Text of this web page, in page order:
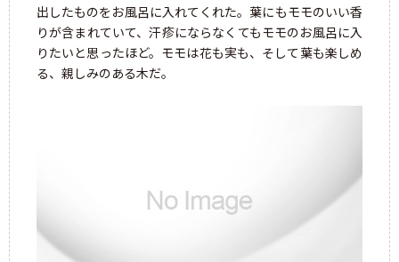
出したものをお風呂に入れてくれた。葉にもモモのいい香
りが含まれていて、汗疹にならなくてもモモのお風呂に入
りたいと思ったほど。モモは花も実も、そして葉も楽しめ
る、親しみのある木だ。